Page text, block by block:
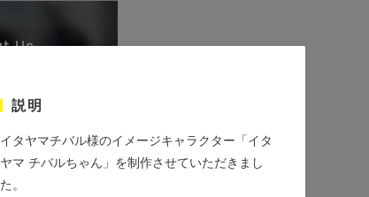
説明
イタヤマチバル様のイメージキャラクター「イタ
ヤマ チバルちゃん」を制作させていただきまし
た。